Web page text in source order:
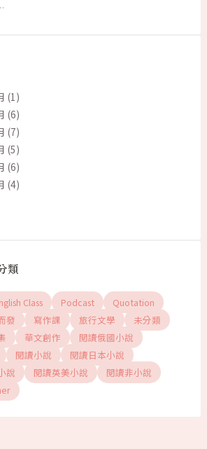
(1)
(6)
(7)
(5)
(6)
(4)
類
Class Podcast
Quotation
發
寫作課 旅行文學
未分類
華文創作
閱讀俄國小說
閱讀小說
閱讀日本小說
說
閱讀英美小說
閱讀非小說